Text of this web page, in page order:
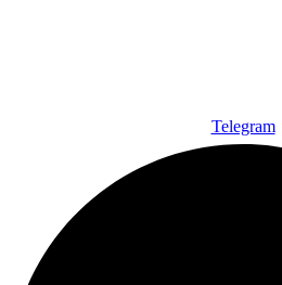
Telegram